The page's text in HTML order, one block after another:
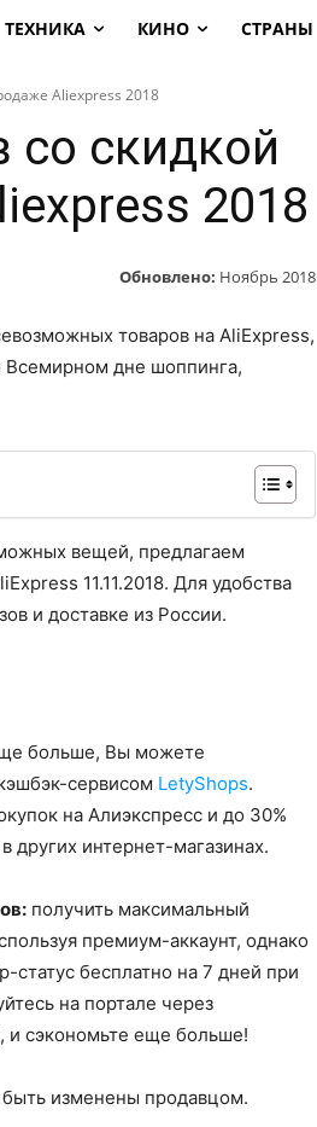
ТЕХНИКА КИНО СТРАНЫ
Aliexpress 2018
со скидкой
2018
Обновлено: Ноябрь 2018
товаров на AliExpress,
дне шоппинга,
вещей, предлагаем
11.11.2018. Для удобства
и доставке из России.
больше, Вы можете
сервисом LetyShops.
на Алиэкспресс и до 30%
других интернет-магазинах.
получить максимальный
премиум-аккаунт, однако
бесплатно на 7 дней при
на портале через
и сэкономьте еще больше!
изменены продавцом.